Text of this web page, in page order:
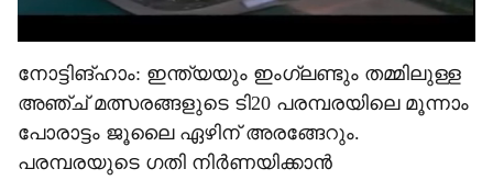
നോട്ടിങ്ഹാം: ഇന്ത്യയും ഇംഗ്ലണ്ടും തമ്മിലുള്ള
അഞ്ച് മത്സരങ്ങളുടെ ടി20 പരമ്പരയിലെ മൂന്നാം
പോരാട്ടം ജൂലൈ ഏഴിന് അരങ്ങേറും.
പരമ്പരയുടെ ഗതി നിര്‍ണയിക്കാന്‍